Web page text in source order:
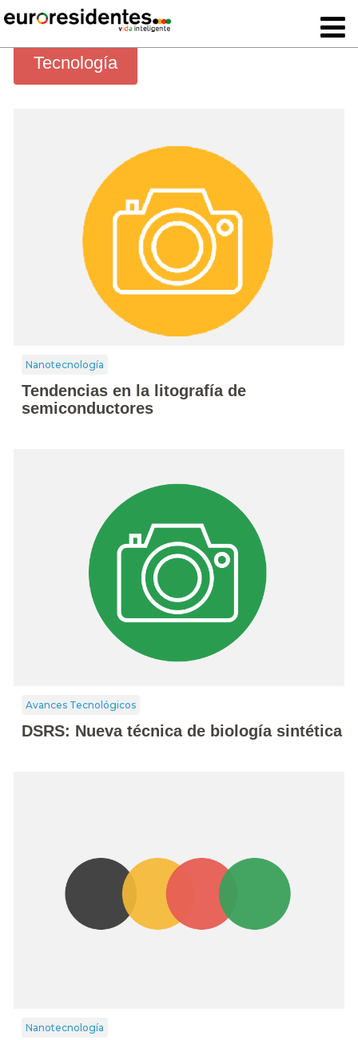
Tecnología
Nanotecnología
Tendencias en la litografía de
semiconductores
Avances Tecnológicos
DSRS: Nueva técnica de biología sintética
Nanotecnología